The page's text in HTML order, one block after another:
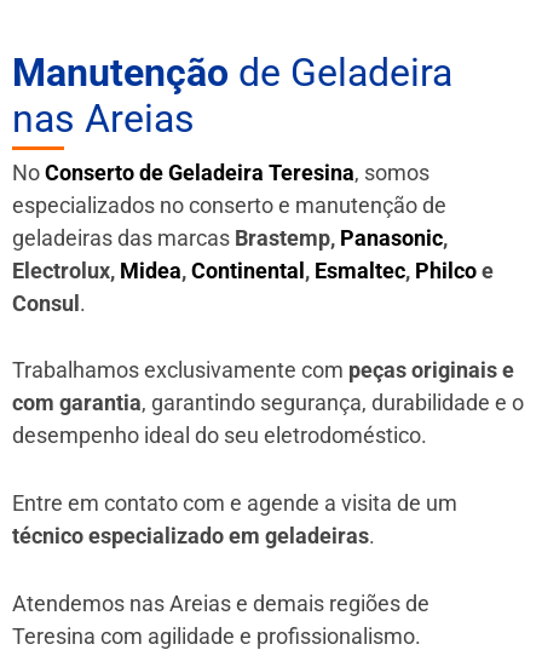
Manutenção de Geladeira
nas Areias
NoConserto de Geladeira Teresina, somos
especializados no conserto e manutenção de
geladeiras das marcas Brastemp, Panasonic,
Electrolux, Midea,Continental, Esmaltec, Philcoe
Consul.
Trabalhamos exclusivamente com peças originais e
com garantia, garantindo segurança, durabilidade e o
desempenho ideal do seu eletrodoméstico.
Entre em contato com e agende a visita de um
técnico especializado em geladeiras.
Atendemos nas Areias e demais regiões de
Teresina com agilidade e profissionalismo.